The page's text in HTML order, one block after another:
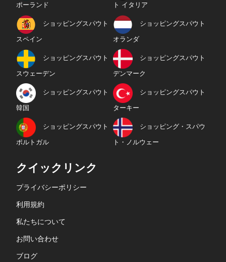
ポーランド ト イタリア
ショッピングスパウト
スペイン
ショッピングスパウト
オランダ
ショッピングスパウト
スウェーデン
ショッピングスパウト
デンマーク
ショッピングスパウト
韓国
ショッピングスパウト
ターキー
ショッピングスパウト
ポルトガル
ショッピング・スパウ
ト・ノルウェー
クイックリンク
プライバシーポリシー
利用規約
私たちについて
お問い合わせ
ブログ